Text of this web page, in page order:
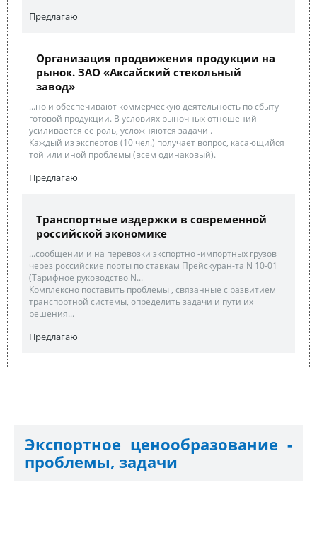
Предлагаю
Организация продвижения продукции на
рынок. ЗАО «Аксайский стекольный
завод»
...но и обеспечивают коммерческую деятельность по сбыту
готовой продукции. В условиях рыночных отношений
усиливается ее роль, усложняются задачи .
Каждый из экспертов (10 чел.) получает вопрос, касающийся
той или иной проблемы (всем одинаковый).
Предлагаю
Транспортные издержки в современной
российской экономике
...сообщении и на перевозки экспортно -импортных грузов
через российские порты по ставкам Прейскуран-та N 10-01
(Тарифное руководство N...
Комплексно поставить проблемы , связанные с развитием
транспортной системы, определить задачи и пути их
решения...
Предлагаю
Экспортное ценообразование -
проблемы, задачи